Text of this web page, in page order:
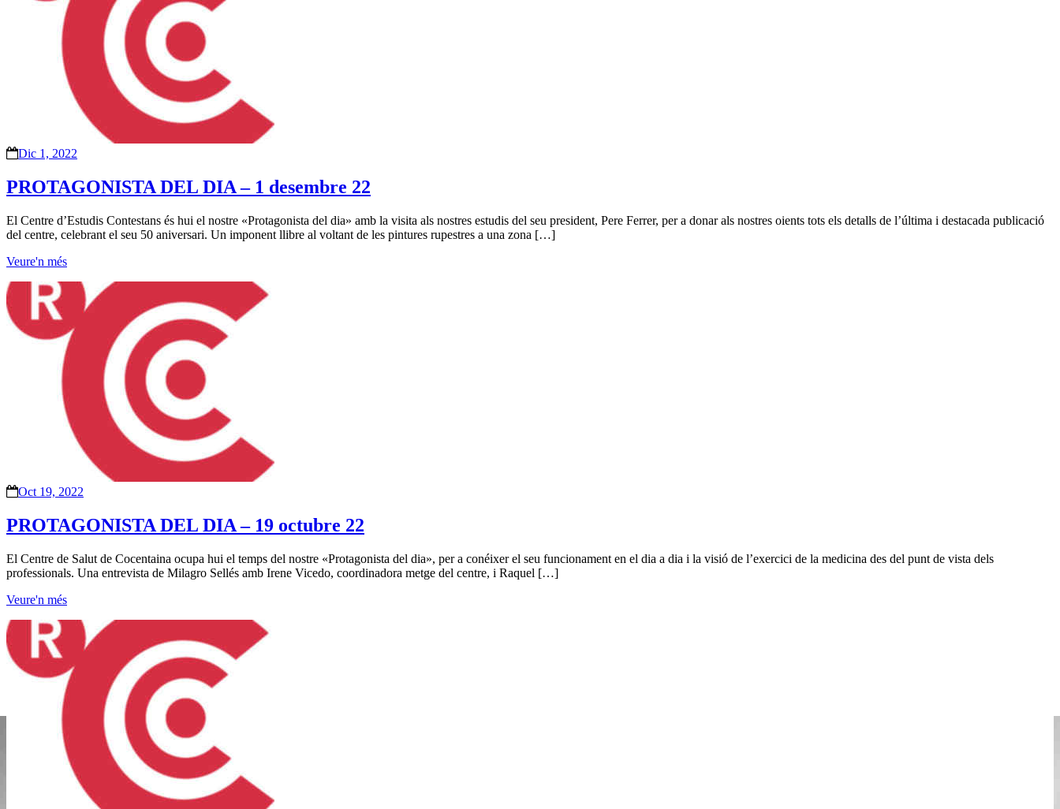
Dic 1, 2022
PROTAGONISTA DEL DIA – 1 desembre 22
El Centre d’Estudis Contestans és hui el nostre «Protagonista del dia» amb la visita als nostres estudis del seu president, Pere Ferrer, per a donar als nostres oients tots els detalls de l’última i destacada publicació
del centre, celebrant el seu 50 aniversari. Un imponent llibre al voltant de les pintures rupestres a una zona […]
Veure'n més
Oct 19, 2022
PROTAGONISTA DEL DIA – 19 octubre 22
El Centre de Salut de Cocentaina ocupa hui el temps del nostre «Protagonista del dia», per a conéixer el seu funcionament en el dia a dia i la visió de l’exercici de la medicina des del punt de vista dels
professionals. Una entrevista de Milagro Sellés amb Irene Vicedo, coordinadora metge del centre, i Raquel […]
Veure'n més